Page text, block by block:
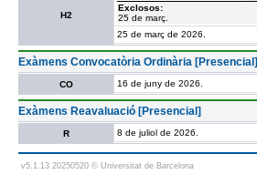
H2
Exclosos:
25 de març.
25 de març de 2026.
Exàmens Convocatòria Ordinària [Presencial]
CO 16 de juny de 2026.
Exàmens Reavaluació [Presencial]
R 8 de juliol de 2026.
v5.1.13 20250520 © Universitat de Barcelona